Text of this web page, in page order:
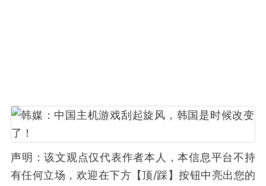
声明：该文观点仅代表作者本人，本信息平台不持
有任何立场，欢迎在下方【顶/踩】按钮中亮出您的